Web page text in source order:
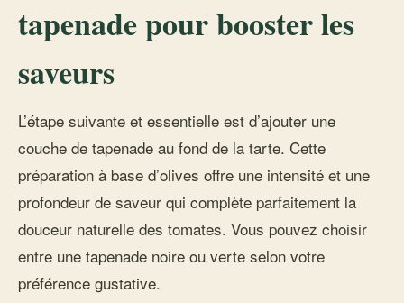
tapenade pour booster les
saveurs
L’étape suivante et essentielle est d’ajouter une
couche de tapenade au fond de la tarte. Cette
préparation à base d’olives offre une intensité et une
profondeur de saveur qui complète parfaitement la
douceur naturelle des tomates. Vous pouvez choisir
entre une tapenade noire ou verte selon votre
préférence gustative.